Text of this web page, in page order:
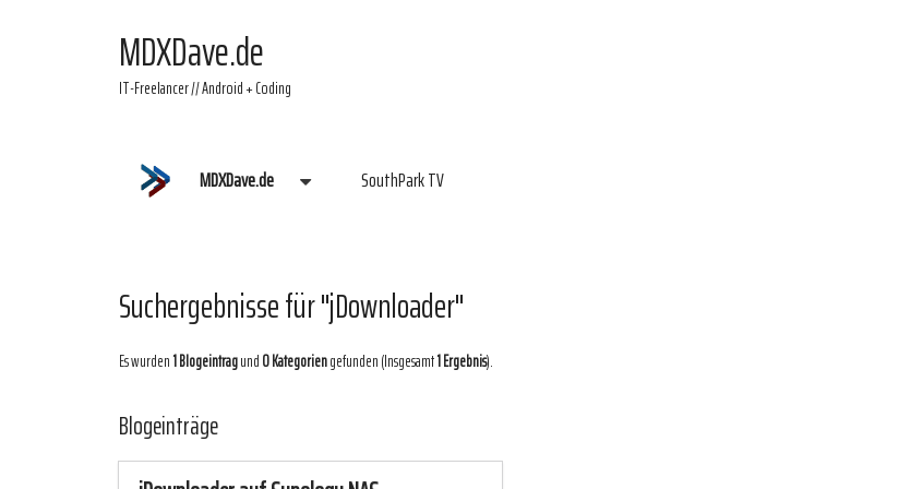
MDXDave.de
IT-Freelancer // Android + Coding
MDXDave.de SouthPark TV
Suchergebnisse für "jDownloader"
Es wurden1 Blogeintragund0 Kategoriengefunden (Insgesamt1 Ergebnis).
Blogeinträge